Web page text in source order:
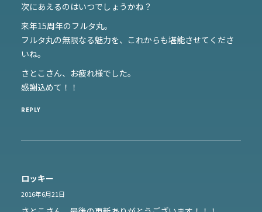
次にあえるのはいつでしょうかね？
来年15周年のフルタ丸。
フルタ丸の無限なる魅力を、これからも堪能させてくださ
いね。
さとこさん、お疲れ様でした。
感謝込めて！！
REPLY
ロッキー
2016年6月21日